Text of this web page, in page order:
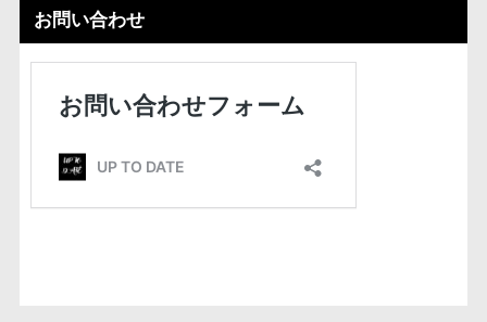
お問い合わせ